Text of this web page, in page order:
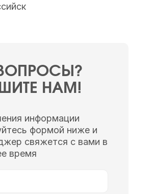
НАМ!
информации
формой ниже и
свяжется с вами в
время